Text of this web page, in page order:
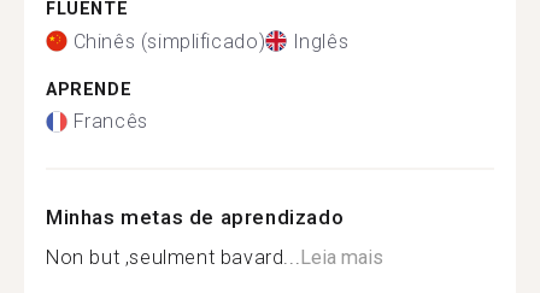
FLUENTE
Chinês (simplificado) Inglês
APRENDE
Francês
Minhas metas de aprendizado
Non but ,seulment bavard...Leia mais